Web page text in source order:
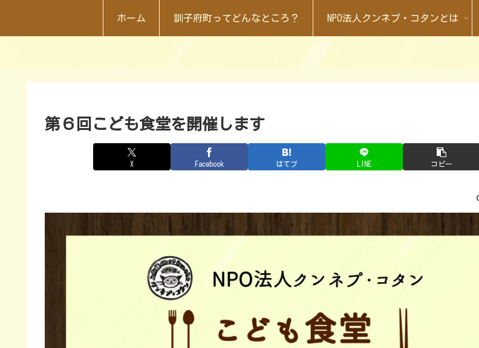
ホーム 訓子府町ってどんなところ？ NPO法人クンネプ・コタンとは
第６回こども食堂を開催します
X Facebook はてブ LINE コピー